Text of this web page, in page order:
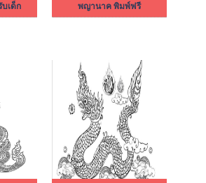
เด็ก พญานาค พิมพ์ฟรี